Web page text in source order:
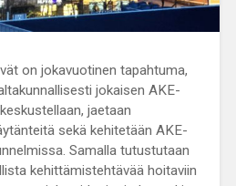
on jokavuotinen tapahtuma,
jokaisen AKE-
jaetaan
sekä kehitetään AKE-
Samalla tutustutaan
kehittämistehtävää hoitaviin